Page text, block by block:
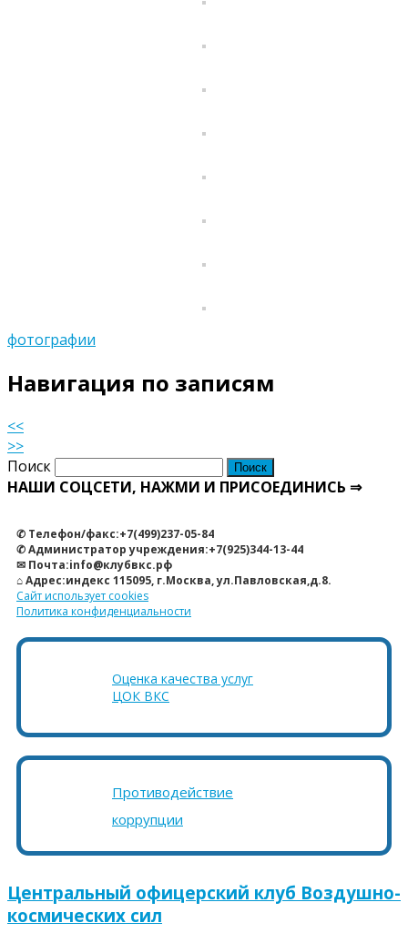
фотографии
Навигация по записям
<<
>>
Поиск
НАШИ СОЦСЕТИ, НАЖМИ И ПРИСОЕДИНИСЬ ⇒
✆ Телефон/факс:+7(499)237-05-84
✆ Администратор учреждения:+7(925)344-13-44
✉ Почта:info@клубвкс.рф
⌂ Адрес:индекс 115095, г.Москва, ул.Павловская,д.8.
Сайт использует cookies
Политика конфиденциальности
Оценка качества услуг
ЦОК ВКС
Противодействие
коррупции
Центральный офицерский клуб Воздушно-
космических сил